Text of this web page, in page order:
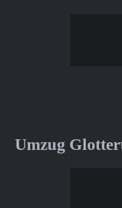
Umzug